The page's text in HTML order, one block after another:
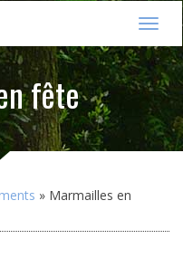
T
o
g
g
l
e
n
a
fête
» Marmailles en